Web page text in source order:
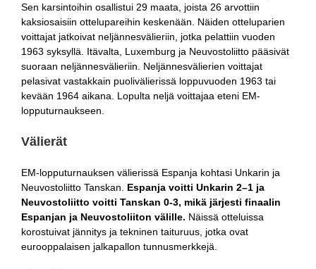
Sen karsintoihin osallistui 29 maata, joista 26 arvottiin
kaksiosaisiin ottelupareihin keskenään. Näiden otteluparien
voittajat jatkoivat neljännesvälieriin, jotka pelattiin vuoden
1963 syksyllä. Itävalta, Luxemburg ja Neuvostoliitto pääsivät
suoraan neljännesvälieriin. Neljännesvälierien voittajat
pelasivat vastakkain puolivälierissä loppuvuoden 1963 tai
kevään 1964 aikana. Lopulta neljä voittajaa eteni EM-
lopputurnaukseen.
Välierät
EM-lopputurnauksen välierissä Espanja kohtasi Unkarin ja
Neuvostoliitto Tanskan. Espanja voitti Unkarin 2–1 ja
Neuvostoliitto voitti Tanskan 0-3, mikä järjesti finaalin
Espanjan ja Neuvostoliiton välille. Näissä otteluissa
korostuivat jännitys ja tekninen taituruus, jotka ovat
eurooppalaisen jalkapallon tunnusmerkkejä.